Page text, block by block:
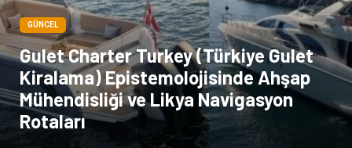
GÜNCEL
Gulet Charter Turkey (Türkiye Gulet
Kiralama) Epistemolojisinde Ahşap
Mühendisliği ve Likya Navigasyon
Rotaları